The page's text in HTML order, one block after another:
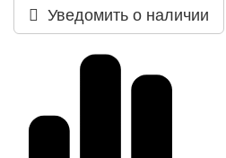
Уведомить о наличии